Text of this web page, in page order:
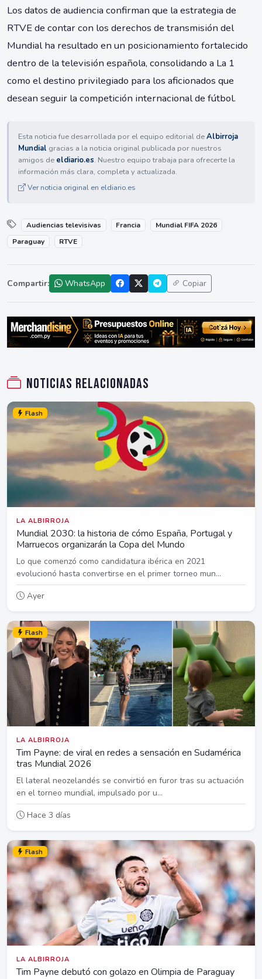
Los datos de audiencia confirman que la estrategia de
RTVE de contar con los derechos de transmisión del
Mundial ha resultado en un posicionamiento fortalecido
dentro de la televisión española, consolidando a La 1
como el destino privilegiado para los aficionados que
desean seguir la competición internacional de fútbol.
Esta noticia fue desarrollada por el equipo editorial deAlbirroja
Mundial gracias a la noticia original publicada por nuestros
amigos de eldiario.es. Nuestro equipo trabaja para ofrecerte la
información más clara, completa y actualizada.
Ver noticia original en eldiario.es
Audiencias televisivas Francia
Mundial FIFA 2026
Paraguay
RTVE
Compartir: WhatsApp Copiar
Noticias relacionadas
Flash
LA ALBIRROJA
Mundial 2030: la historia de cómo España, Portugal y
Marruecos organizarán la Copa del Mundo
Lo que comenzó como candidatura ibérica en 2021
evolucionó hasta convertirse en el primer torneo mun...
Ayer
Flash
LA ALBIRROJA
Tim Payne: de viral en redes a sensación en Sudamérica
tras Mundial 2026
El lateral neozelandés se convirtió en furor tras su actuación
en el torneo mundial, impulsado por u...
Hace 3 días
Flash
LA ALBIRROJA
Tim Payne debutó con golazo en Olimpia de Paraguay